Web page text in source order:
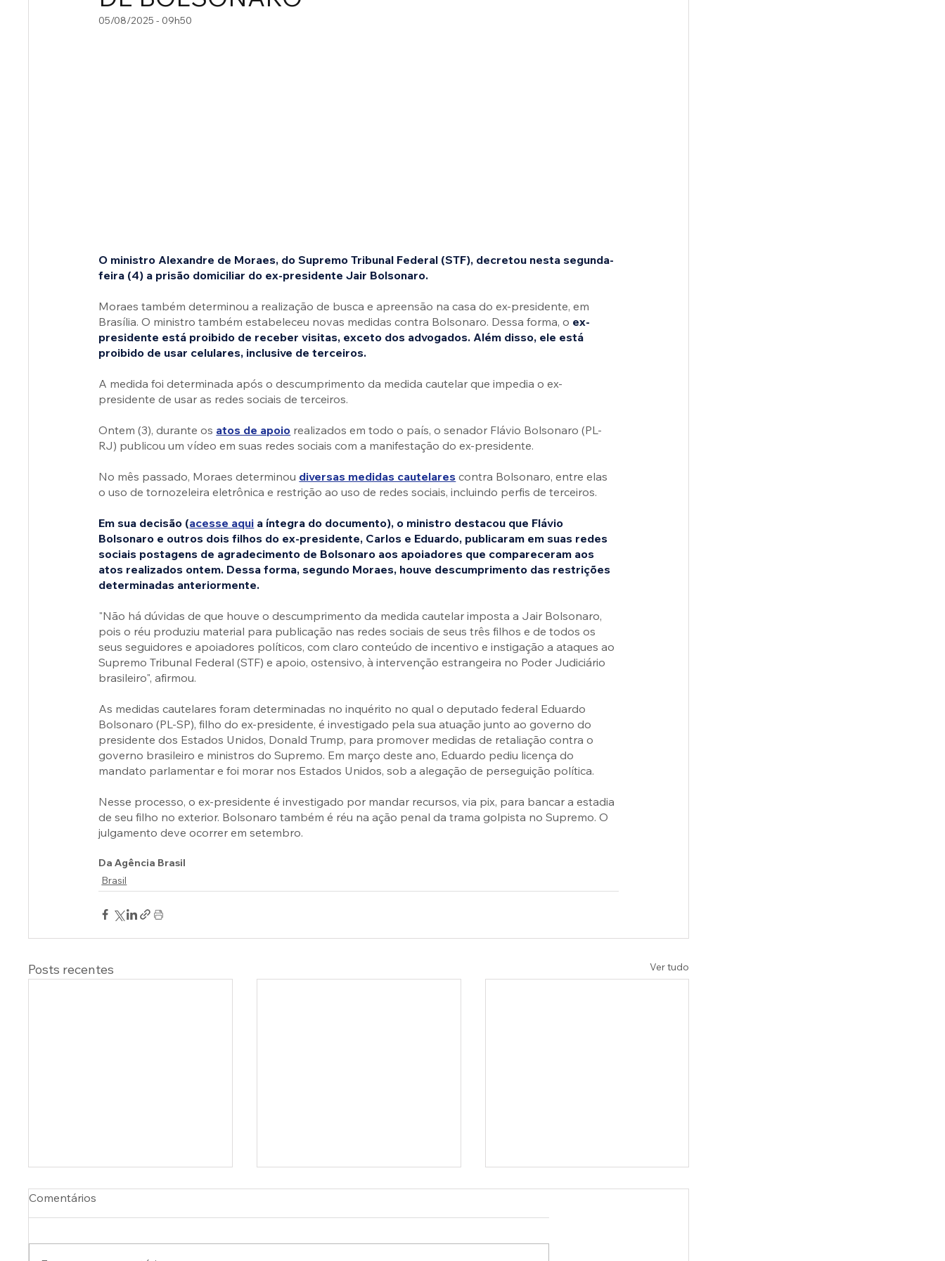
05/08/2025 - 09h50
O ministro Alexandre de Moraes, do Supremo Tribunal Federal (STF), decretou nesta segunda-
feira (4) a prisão domiciliar do ex-presidente Jair Bolsonaro.
Moraes também determinou a realização de busca e apreensão na casa do ex-presidente, em
Brasília. O ministro também estabeleceu novas medidas contra Bolsonaro. Dessa forma, o ex-
presidente está proibido de receber visitas, exceto dos advogados. Além disso, ele está
proibido de usar celulares, inclusive de terceiros.
A medida foi determinada após o descumprimento da medida cautelar que impedia o ex-
presidente de usar as redes sociais de terceiros.
Ontem (3), durante os atos de apoio realizados em todo o país, o senador Flávio Bolsonaro (PL-
RJ) publicou um vídeo em suas redes sociais com a manifestação do ex-presidente.
No mês passado, Moraes determinou diversas medidas cautelares contra Bolsonaro, entre elas
o uso de tornozeleira eletrônica e restrição ao uso de redes sociais, incluindo perfis de terceiros.
Em sua decisão (acesse aqui a íntegra do documento), o ministro destacou que Flávio
Bolsonaro e outros dois filhos do ex-presidente, Carlos e Eduardo, publicaram em suas redes
sociais postagens de agradecimento de Bolsonaro aos apoiadores que compareceram aos
atos realizados ontem. Dessa forma, segundo Moraes, houve descumprimento das restrições
determinadas anteriormente.
"Não há dúvidas de que houve o descumprimento da medida cautelar imposta a Jair Bolsonaro,
pois o réu produziu material para publicação nas redes sociais de seus três filhos e de todos os
seus seguidores e apoiadores políticos, com claro conteúdo de incentivo e instigação a ataques ao
Supremo Tribunal Federal (STF) e apoio, ostensivo, à intervenção estrangeira no Poder Judiciário
brasileiro", afirmou.
As medidas cautelares foram determinadas no inquérito no qual o deputado federal Eduardo
Bolsonaro (PL-SP), filho do ex-presidente, é investigado pela sua atuação junto ao governo do
presidente dos Estados Unidos, Donald Trump, para promover medidas de retaliação contra o
governo brasileiro e ministros do Supremo. Em março deste ano, Eduardo pediu licença do
mandato parlamentar e foi morar nos Estados Unidos, sob a alegação de perseguição política.
Nesse processo, o ex-presidente é investigado por mandar recursos, via pix, para bancar a estadia
de seu filho no exterior. Bolsonaro também é réu na ação penal da trama golpista no Supremo. O
julgamento deve ocorrer em setembro.
Da Agência Brasil
Brasil
Posts recentes Ver tudo
Comentários